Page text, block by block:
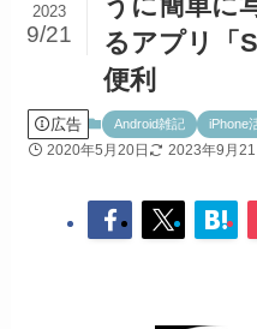
るアプリ「
便利
2023
9/21
広告 Android雑記 iPhone
2020年5月20日 2023年9月21